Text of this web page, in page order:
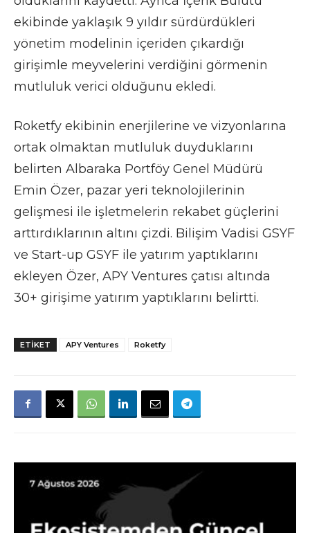
ekibinde yaklaşık 9 yıldır sürdürdükleri
yönetim modelinin içeriden çıkardığı
girişimle meyvelerini verdiğini görmenin
mutluluk verici olduğunu ekledi.
Roketfy ekibinin enerjilerine ve vizyonlarına
ortak olmaktan mutluluk duyduklarını
belirten Albaraka Portföy Genel Müdürü
Emin Özer, pazar yeri teknolojilerinin
gelişmesi ile işletmelerin rekabet güçlerini
arttırdıklarının altını çizdi. Bilişim Vadisi GSYF
ve Start-up GSYF ile yatırım yaptıklarını
ekleyen Özer, APY Ventures çatısı altında
30+ girişime yatırım yaptıklarını belirtti.
ETIKET APY Ventures Roketfy